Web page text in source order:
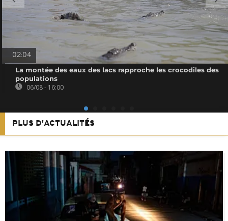
02:04
La montée des eaux des lacs rapproche les crocodiles des
populations
06/08 - 16:00
PLUS D'ACTUALITÉS